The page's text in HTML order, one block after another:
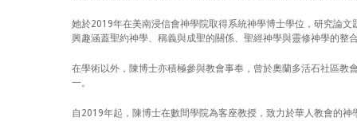
她於2019年在美南浸信會神學院取得系統神學博士學位，研究論
興趣涵蓋聖約神學、稱義與成聖的關係、聖經神學與靈修神學的整
在學術以外，陳博士亦積極參與教會事奉，曾於奧蘭多活石社區
一。
自2019年起，陳博士在數間學院為客座教授，致力於華人教會的